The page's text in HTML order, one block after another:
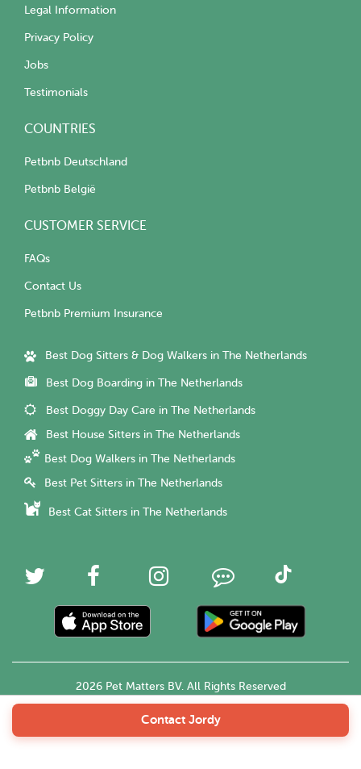
Contact Jordy
Legal Information
Privacy Policy
Jobs
Testimonials
COUNTRIES
Petbnb Deutschland
Petbnb België
CUSTOMER SERVICE
FAQs
Contact Us
Petbnb Premium Insurance
Best Dog Sitters & Dog Walkers in The Netherlands
Best Dog Boarding in The Netherlands
Best Doggy Day Care in The Netherlands
Best House Sitters in The Netherlands
Best Dog Walkers in The Netherlands
Best Pet Sitters in The Netherlands
Best Cat Sitters in The Netherlands
2026 Pet Matters BV. All Rights Reserved